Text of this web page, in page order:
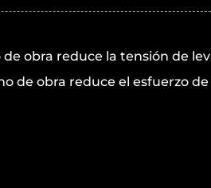
de obra reduce la tensión de
de obra reduce el esfuerzo